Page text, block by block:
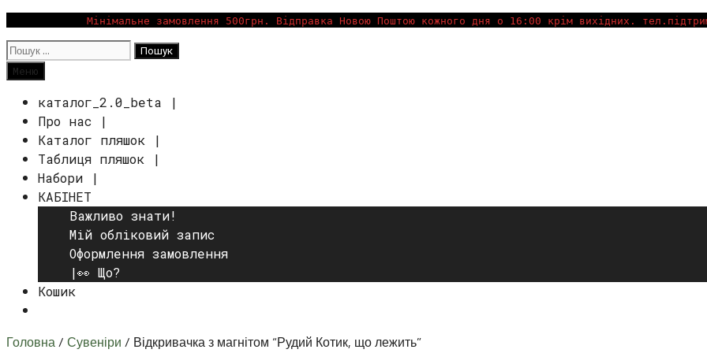
до
вмісту
Мінімальне замовлення 500грн. Відправка Новою Поштою кожного дня о 16:00 крім вихідних.
Пошук:
Пошук
Меню
каталог_2.0_beta |
Про нас |
Каталог пляшок |
Таблиця пляшок |
Набори |
КАБІНЕТ
Важливо знати!
Мій обліковий запис
Оформлення замовлення
|👀 Що?
Кошик
Головна/ Сувеніри / Відкривачка з магнітом “Рудий Котик, що лежить”